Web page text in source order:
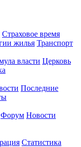
Страховое время
жилья Транспорт
власти Церковь
Последние
Форум Новости
Статистика